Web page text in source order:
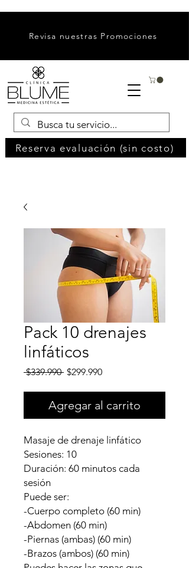
Reserva evaluación (sin costo)
Revisa nuestras Promociones
Pack 10 drenajes
linfáticos
$339.990 Precio
$299.990Precio
oferta
Agregar al carrito
Masaje de drenaje linfático
Sesiones: 10
Duración: 60 minutos cada
sesión
Puede ser:
-Cuerpo completo (60 min)
-Abdomen (60 min)
-Piernas (ambas) (60 min)
-Brazos (ambos) (60 min)